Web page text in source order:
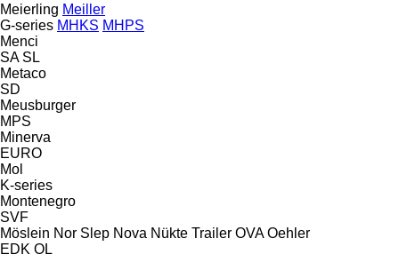
Meierling Meiller
G-series MHKS MHPS
Menci
SA SL
Metaco
SD
Meusburger
MPS
Minerva
EURO
Mol
K-series
Montenegro
SVF
Möslein Nor Slep Nova Nükte Trailer OVA Oehler
EDK OL